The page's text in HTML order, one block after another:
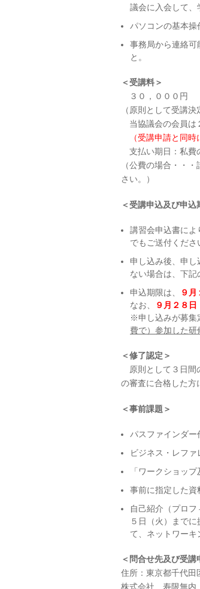
議会に入会して、
パソコンの基本操
事務局から連絡可
と。
＜受講料＞
３０，０００円
（原則として受講
当協議会の会員は
（受講申請と同時
支払い期日：私費
（公費の場合・・
さい。）
＜受講申込及び申込
講習会申込書によ
でもご送付くださ
申し込み後、申
ない場合は、下記
申込期限は、
９月
なお、
９月２８日
※申し込みが募集
費で）参加した研
＜修了認定＞
原則として３日間
の審査に合格した方
＜事前課題＞
パスファインダー
ビジネス・レファ
「ワークショッ
事前に指定した資
自己紹介（プロ
５日（火）まで
て、ネットワーキ
＜問合せ先及び受講
住所：東京都千代
株式会社 寿限無内